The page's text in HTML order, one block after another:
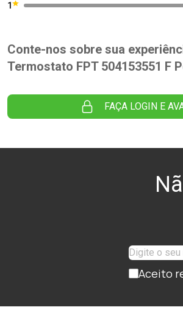
1
Conte-nos sobre sua
Termostato FPT 504153551 F
FAÇA LOGIN E
Aceito